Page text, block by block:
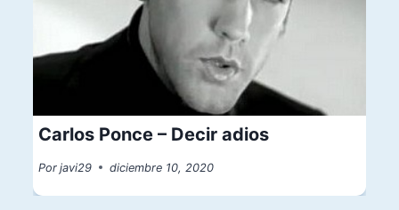
Carlos Ponce – Decir adios
Por javi29 diciembre 10, 2020